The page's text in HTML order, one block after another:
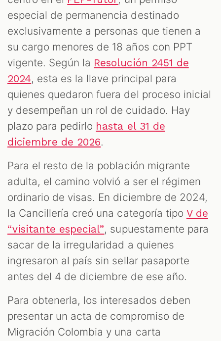
especial de permanencia destinado
exclusivamente a personas que tienen a
su cargo menores de 18 años con PPT
vigente. Según la Resolución 2451 de
2024, esta es la llave principal para
quienes quedaron fuera del proceso inicial
y desempeñan un rol de cuidado. Hay
plazo para pedirlo hasta el 31 de
diciembre de 2026.
Para el resto de la población migrante
adulta, el camino volvió a ser el régimen
ordinario de visas. En diciembre de 2024,
la Cancillería creó una categoría tipo V de
“visitante especial”, supuestamente para
sacar de la irregularidad a quienes
ingresaron al país sin sellar pasaporte
antes del 4 de diciembre de ese año.
Para obtenerla, los interesados deben
presentar un acta de compromiso de
Migración Colombia y una carta